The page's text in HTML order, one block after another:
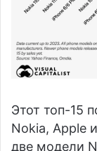
Этот топ-15
Nokia, Apple
две модели